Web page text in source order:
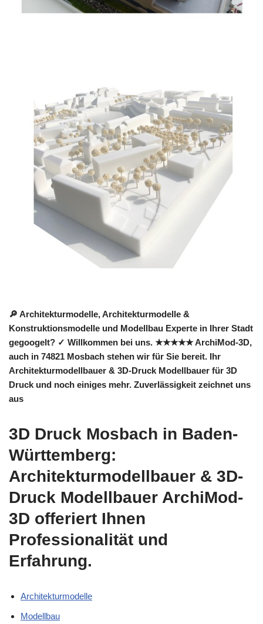
🔎 Architekturmodelle, Architekturmodelle &
Konstruktionsmodelle und Modellbau Experte in Ihrer Stadt
gegoogelt? ✓ Willkommen bei uns. ★★★★★ ArchiMod-3D,
auch in 74821 Mosbach stehen wir für Sie bereit. Ihr
Architekturmodellbauer & 3D-Druck Modellbauer für 3D
Druck und noch einiges mehr. Zuverlässigkeit zeichnet uns
aus
3D Druck Mosbach in Baden-
Württemberg:
Architekturmodellbauer & 3D-
Druck Modellbauer ArchiMod-
3D offeriert Ihnen
Professionalität und
Erfahrung.
Architekturmodelle
Modellbau